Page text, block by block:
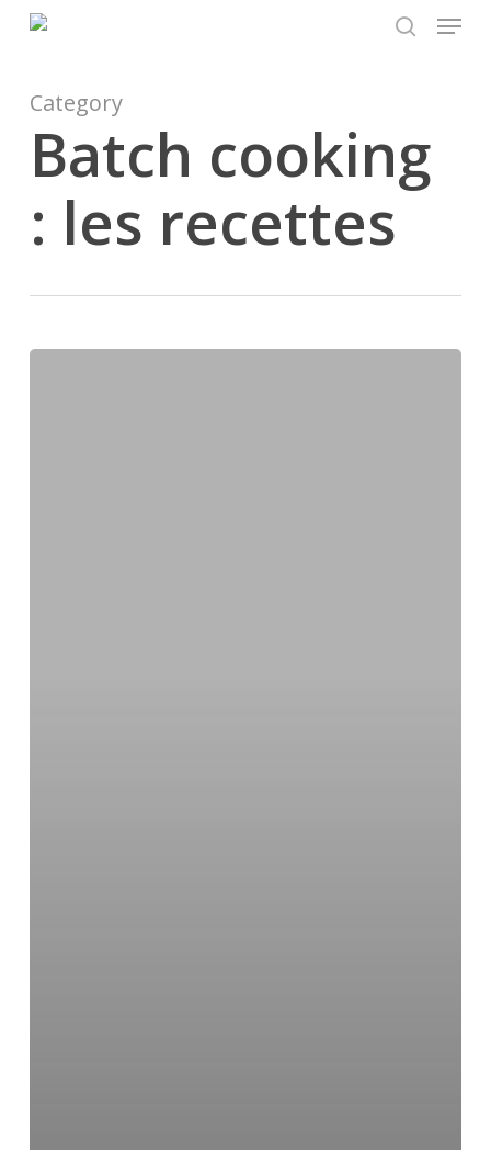
content
Menu
Category
Batch cooking
: les recettes